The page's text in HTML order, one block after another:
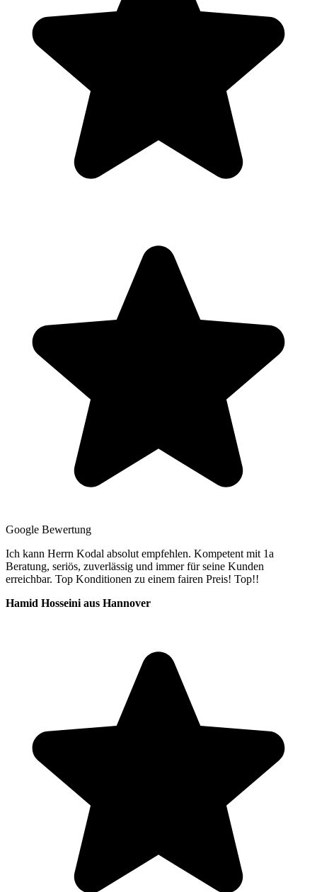
Google Bewertung
Ich kann Herrn Kodal absolut empfehlen. Kompetent mit 1a
Beratung, seriös, zuverlässig und immer für seine Kunden
erreichbar. Top Konditionen zu einem fairen Preis! Top!!
Hamid Hosseini aus Hannover